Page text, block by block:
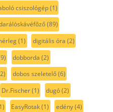
csiszológép(1)
(89)
(1) digitális óra (2)
dobborda (2)
dobos szeletelő(6)
Dr.Fischer(1) dugó(2)
EasyRotak(1) edény(4)